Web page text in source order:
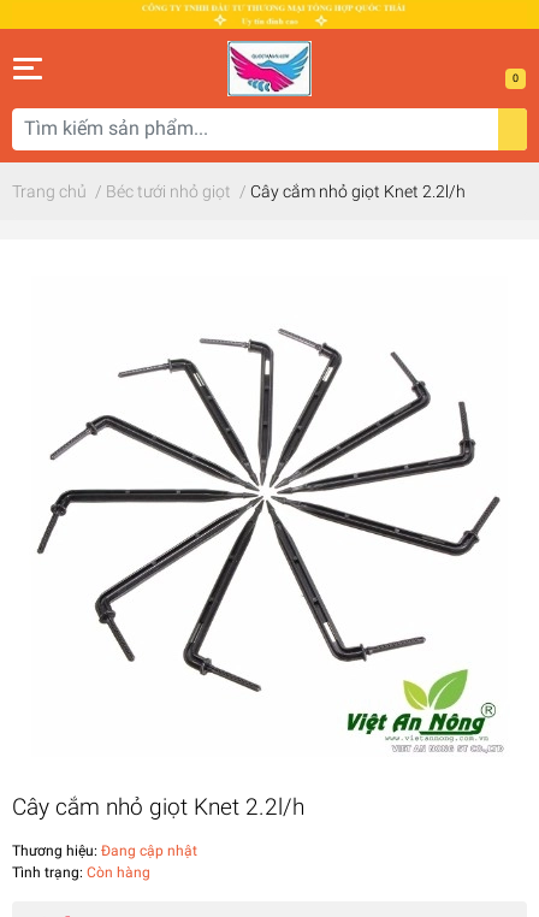
0
Trang chủ / Béc tưới nhỏ giọt / Cây cắm nhỏ giọt Knet 2.2l/h
Cây cắm nhỏ giọt Knet 2.2l/h
Thương hiệu: Đang cập nhật
Tình trạng: Còn hàng